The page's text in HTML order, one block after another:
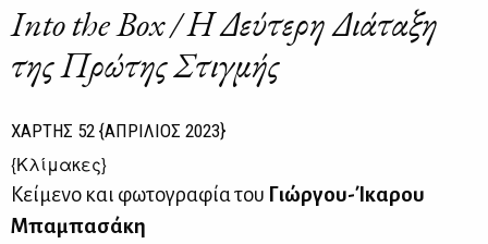
Into the Box / Η Δεύτερη Διάταξη
της Πρώτης Στιγμής
ΧΑΡΤΗΣ 52 {ΑΠΡΙΛΙΟΣ 2023}
{Κλίμακες}
Κείμενο και φωτογραφία του Γιώργου-Ίκαρου
Μπαμπασάκη